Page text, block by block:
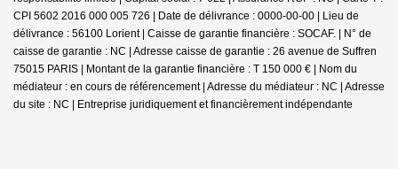
CPI 5602 2016 000 005 726 | Date de délivrance : 0000-00-00 | Lieu de
délivrance : 56100 Lorient | Caisse de garantie financière : SOCAF. | N° de
caisse de garantie : NC | Adresse caisse de garantie : 26 avenue de Suffren
75015 PARIS | Montant de la garantie financière : T 150 000 € | Nom du
médiateur : en cours de référencement | Adresse du médiateur : NC | Adresse
du site : NC | Entreprise juridiquement et financièrement indépendante